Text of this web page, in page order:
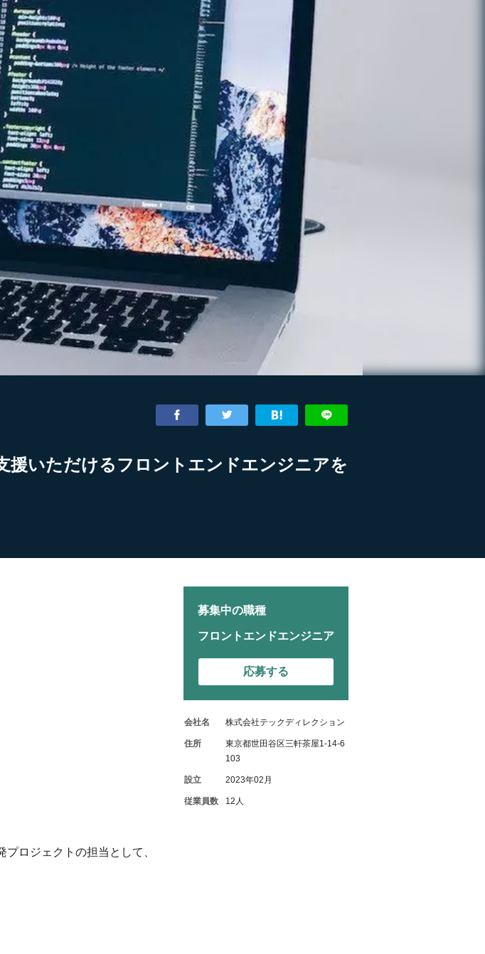
援いただけるフロントエンドエンジニアを
ロジェクトの担当として、
募集中の職種
フロントエンドエンジニア
応募する
会社名 株式会社テックディレクション
住所
東京都世田谷区三軒茶屋1-14-6
103
設立 2023年02月
従業員数 12人